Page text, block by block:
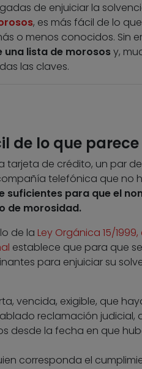
de enjuiciar la
, es más fácil de lo
o menos conocidos. Sin
lista de morososy,
las claves.
de lo que parece
tarjeta de crédito, un par
telefónica que no
suficientes para que el
de morosidad.
de la Ley Orgánica 15/
establece que para que
para enjuiciar su
vencida, exigible, que
reclamación judicial,
desde la fecha en que
corresponda el